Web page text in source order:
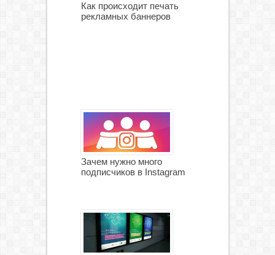
Как происходит печать
рекламных баннеров
Зачем нужно много
подписчиков в Instagram